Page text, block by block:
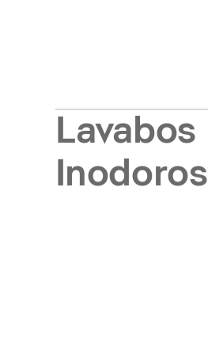
Lavabos
Inodoros